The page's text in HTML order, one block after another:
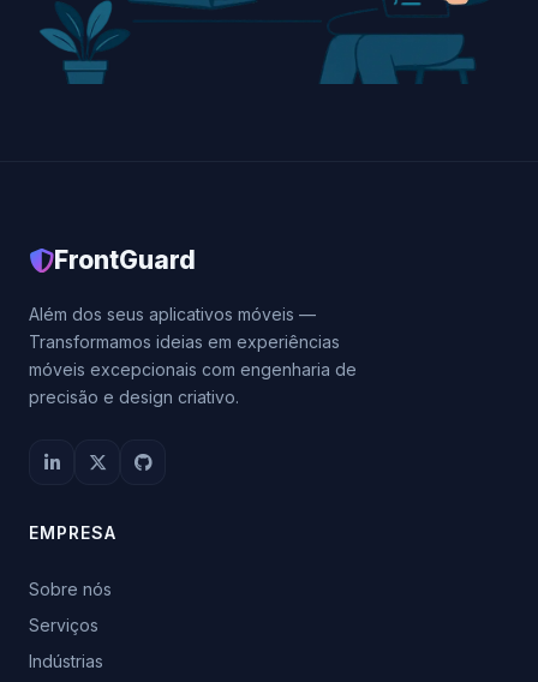
FrontGuard
Além dos seus aplicativos móveis —
Transformamos ideias em experiências
móveis excepcionais com engenharia de
precisão e design criativo.
EMPRESA
Sobre nós
Serviços
Indústrias